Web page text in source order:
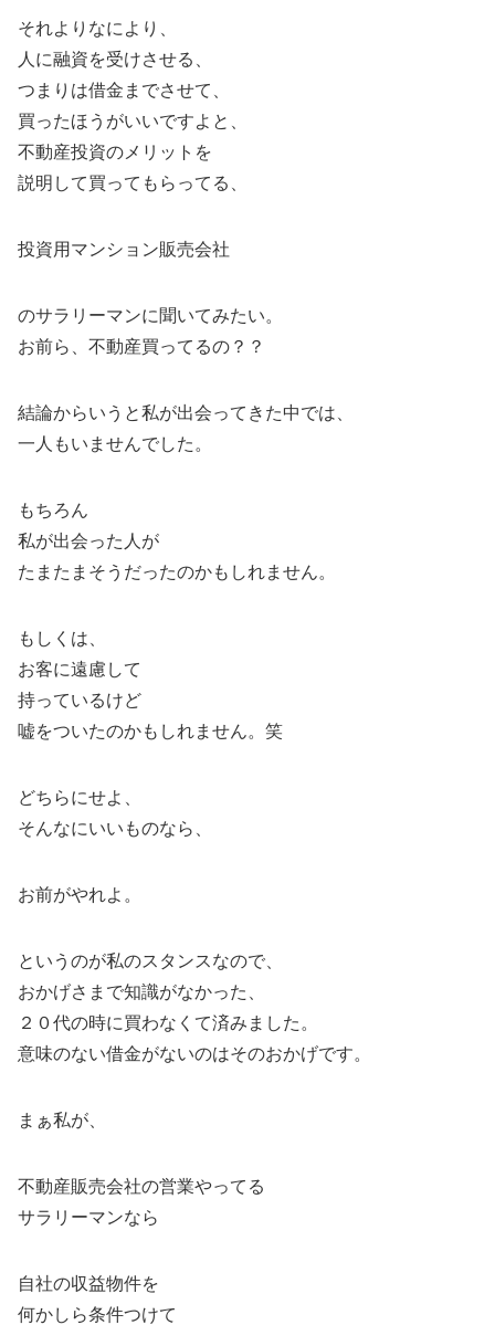
それよりなにより、
人に融資を受けさせる、
つまりは借金までさせて、
買ったほうがいいですよと、
不動産投資のメリットを
説明して買ってもらってる、
投資用マンション販売会社
のサラリーマンに聞いてみたい。
お前ら、不動産買ってるの？？
結論からいうと私が出会ってきた中では、
一人もいませんでした。
もちろん
私が出会った人が
たまたまそうだったのかもしれません。
もしくは、
お客に遠慮して
持っているけど
嘘をついたのかもしれません。笑
どちらにせよ、
そんなにいいものなら、
お前がやれよ。
というのが私のスタンスなので、
おかげさまで知識がなかった、
２０代の時に買わなくて済みました。
意味のない借金がないのはそのおかげです。
まぁ私が、
不動産販売会社の営業やってる
サラリーマンなら
自社の収益物件を
何かしら条件つけて